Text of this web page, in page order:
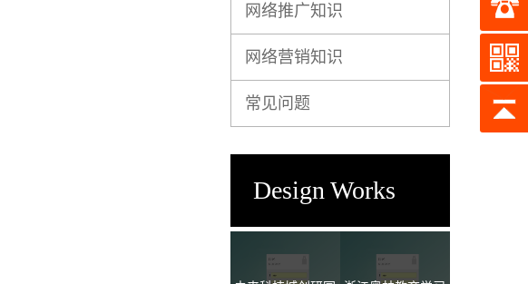
网络推广知识
网络营销知识
常见问题
Design Works